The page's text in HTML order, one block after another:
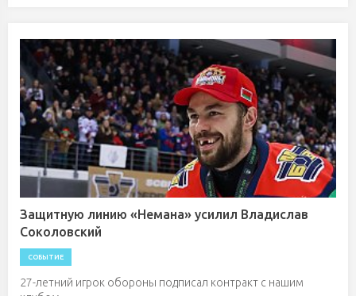
Защитную линию «Немана» усилил Владислав
Соколовский
СОБЫТИЕ
27-летний игрок обороны подписал контракт с нашим